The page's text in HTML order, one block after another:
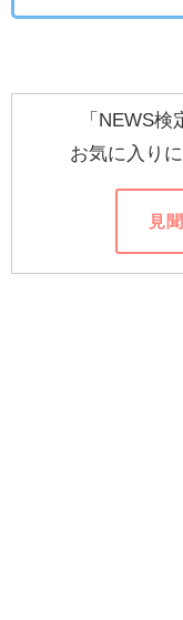
「NEWS
お気に入り
見